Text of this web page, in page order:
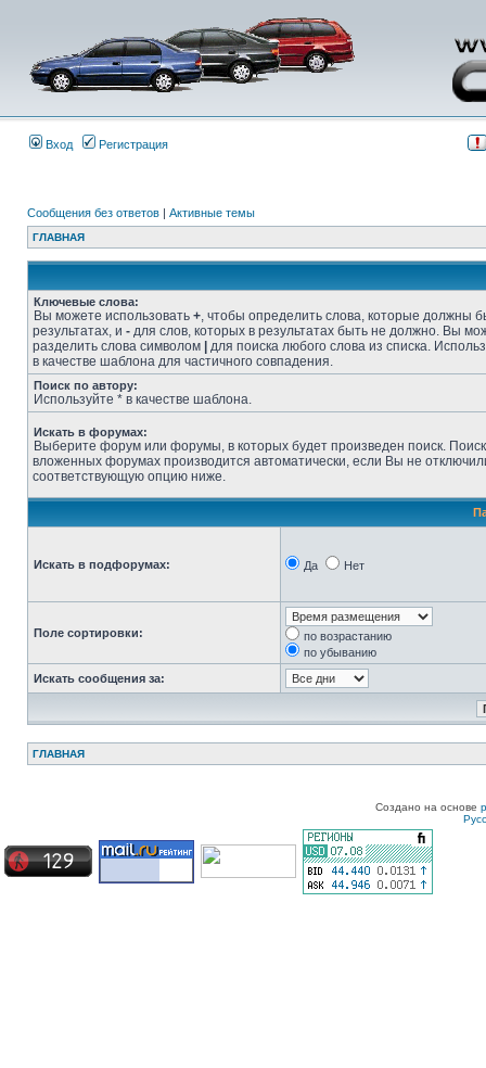
Вход Регистрация
Сообщения без ответов | Активные темы
ГЛАВНАЯ
Ключевые слова:
Вы можете использовать +, чтобы определить слова, которые должны
результатах, и - для слов, которых в результатах быть не должно. Вы
разделить слова символом
для поиска любого слова из списка.
в качестве шаблона для частичного совпадения.
Поиск по автору:
Используйте * в качестве шаблона.
Искать в форумах:
Выберите форум или форумы, в которых будет произведен поиск.
вложенных форумах производится автоматически, если Вы не
соответствующую опцию ниже.
Искать в подфорумах: Да Нет
Поле сортировки:
по возрастанию
по убыванию
Искать сообщения за:
ГЛАВНАЯ
Создано на основе